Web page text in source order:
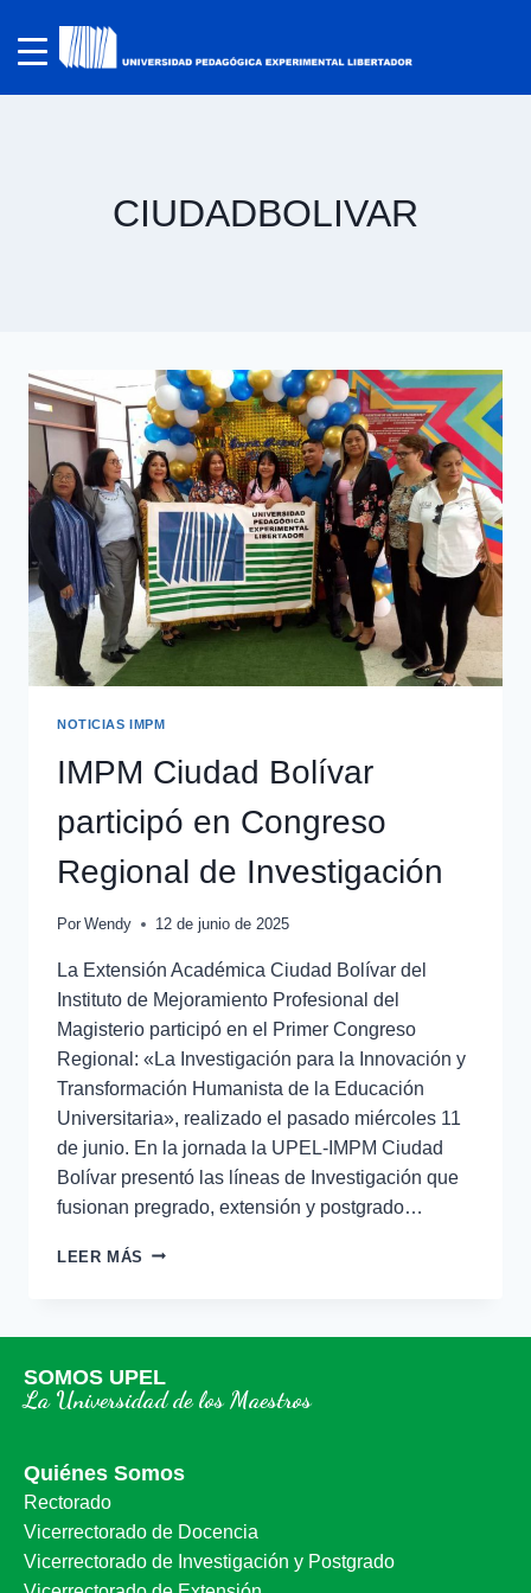
CIUDADBOLIVAR
NOTICIAS IMPM
IMPM Ciudad Bolívar
participó en Congreso
Regional de Investigación
Por Wendy 12 de junio de 2025
La Extensión Académica Ciudad Bolívar del
Instituto de Mejoramiento Profesional del
Magisterio participó en el Primer Congreso
Regional: «La Investigación para la Innovación y
Transformación Humanista de la Educación
Universitaria», realizado el pasado miércoles 11
de junio. En la jornada la UPEL-IMPM Ciudad
Bolívar presentó las líneas de Investigación que
fusionan pregrado, extensión y postgrado…
LEER MÁS
SOMOS UPEL
La Universidad de los Maestros
Quiénes Somos
Rectorado
Vicerrectorado de Docencia
Vicerrectorado de Investigación y Postgrado